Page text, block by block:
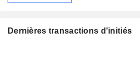
Dernières transactions d'initiés